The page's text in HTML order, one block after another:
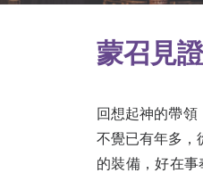
蒙召見
回想起神的帶
不覺已有年多，
的裝備，好在